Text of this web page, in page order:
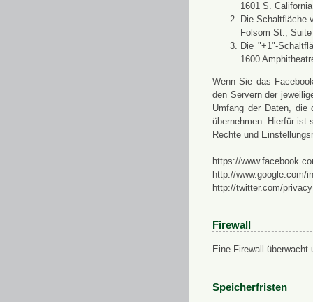
1601 S.
Die Schaltfläche
Folsom St.,
Die "+1"-
1600
Wenn Sie das
den Servern der
Umfang der Daten, die
übernehmen. Hierfür ist
Rechte und
https://
http://www.google.com/
http://twitter.com/privacy
Firewall
Eine Firewall
Speicherfristen